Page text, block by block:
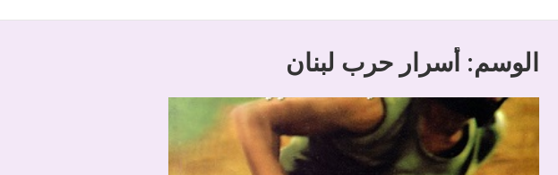
الوسم: أسرار حرب لبنان